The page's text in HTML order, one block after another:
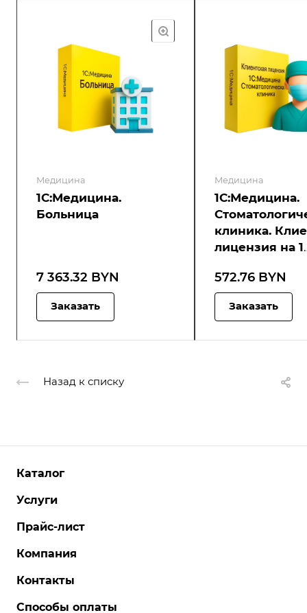
Медицина
1С:Медицина.
Больница
7 363.32 BYN
Заказать
Медицина
1С:Медицина.
клиника.
лицензия на 1
572.76 BYN
Заказать
Назад к списку
Каталог
Услуги
Прайс-лист
Компания
Контакты
Способы оплаты